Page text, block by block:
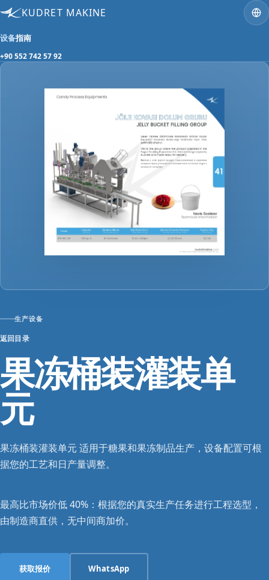
KUDRET MAKINE
设备指南
+90 552 742 57 92
生产设备
返回目录
果冻桶装灌装单
元
果冻桶装灌装单元 适用于糖果和果冻制品生产，设备配置可根
据您的工艺和日产量调整。
最高比市场价低 40%：根据您的真实生产任务进行工程选型，
由制造商直供，无中间商加价。
获取报价 WhatsApp